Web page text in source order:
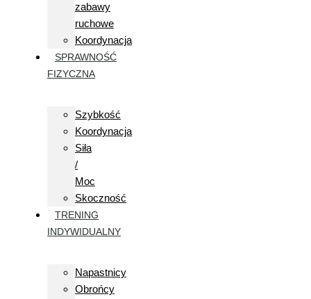
zabawy
ruchowe
Koordynacja
SPRAWNOŚĆ
FIZYCZNA
Szybkość
Koordynacja
Siła
/
Moc
Skoczność
TRENING
INDYWIDUALNY
Napastnicy
Obrońcy